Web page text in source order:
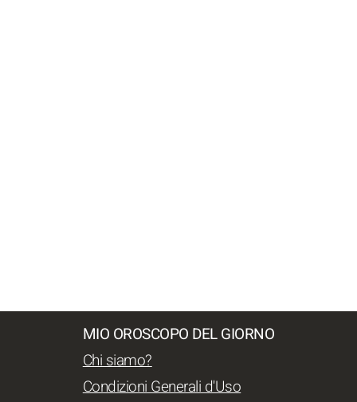
MIO OROSCOPO DEL GIORNO
Chi siamo?
Condizioni Generali d'Uso